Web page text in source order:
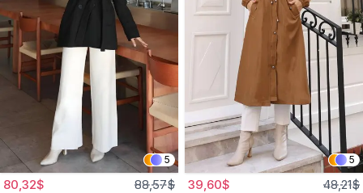
5
80,32$ 88,57$
5
39,60$ 48,21$